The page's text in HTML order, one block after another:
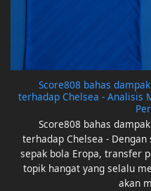
Score808 bahas
terhadap Chelsea - Analisis
Score808 bahas
terhadap Chelsea -
sepak bola Eropa, transfer
topik hangat yang selalu
akan